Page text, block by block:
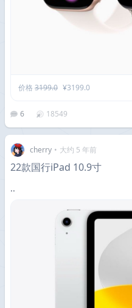
价格 3199.0 ¥3199.0
6 18549
cherry • 大约 5 年前
22款国行iPad 10.9寸
..